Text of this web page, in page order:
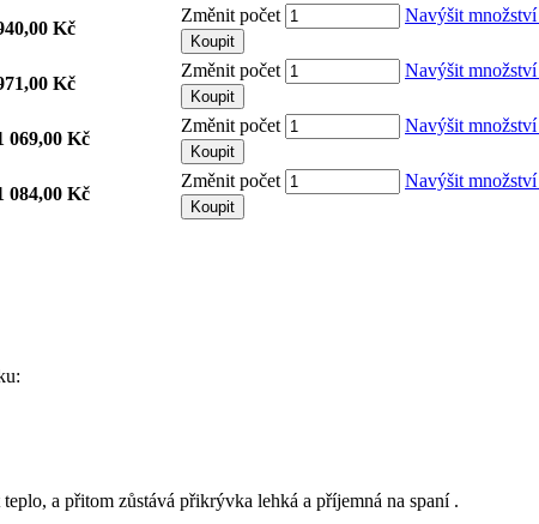
Kč
Změnit počet Navýšit množství
Koupit
Kč
Změnit počet Navýšit množství
Koupit
069,00 Kč
Změnit počet Navýšit množství
Koupit
084,00 Kč
Změnit počet Navýšit množství
Koupit
a přitom zůstává přikrývka lehká a příjemná na spaní .